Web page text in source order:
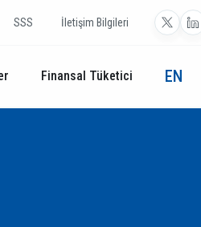
SSS İletişim Bilgileri
Finansal Tüketici EN